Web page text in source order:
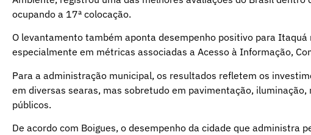
ocupando a 17ª colocação.
O levantamento também aponta desempenho positivo para
especialmente em métricas associadas a Acesso à Informação,
Para a administração municipal, os resultados refletem os
em diversas searas, mas sobretudo em pavimentação,
públicos.
De acordo com Boigues, o desempenho da cidade que administra